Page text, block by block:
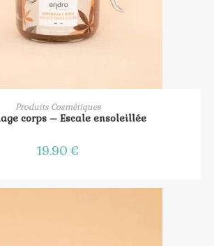
AJOUTER AU PANIER
Produits Cosmétiques
corps – Escale ensoleillée
19.90€